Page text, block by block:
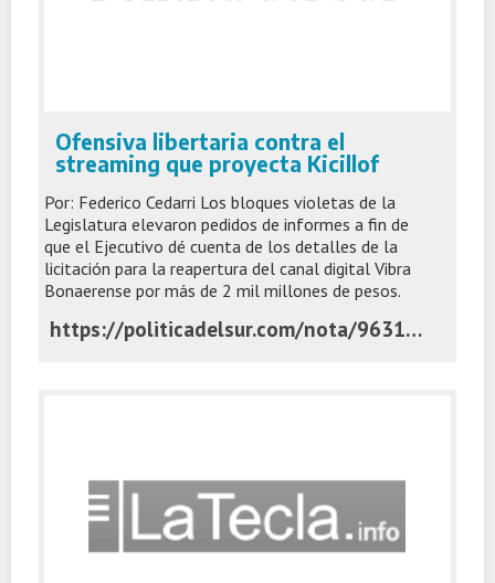
Ofensiva libertaria contra el
streaming que proyecta Kicillof
Por: Federico Cedarri Los bloques violetas de la
Legislatura elevaron pedidos de informes a fin de
que el Ejecutivo dé cuenta de los detalles de la
licitación para la reapertura del canal digital Vibra
Bonaerense por más de 2 mil millones de pesos.
https://politicadelsur.com/nota/96317/ofensiva-libertaria-contra-el-streaming-que-proyecta-kicillof/